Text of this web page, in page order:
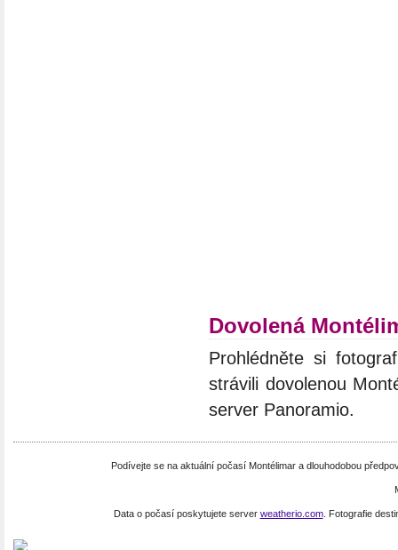
Dovolená
Prohlédněte si
strávili dovolenou
server Panoramio.
Podívejte se na aktuální počasí Montélimar a dlouhodobou
Data o počasí poskytujete server weatherio.com. Fotografie